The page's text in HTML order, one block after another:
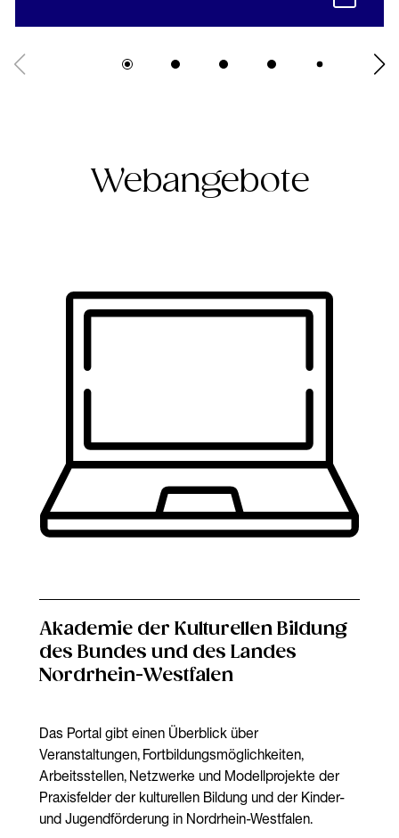
Webangebote
Akademie der Kulturellen Bildung
des Bundes und des Landes
Nordrhein-Westfalen
Das Portal gibt einen Überblick über
Veranstaltungen, Fortbildungsmöglichkeiten,
Arbeitsstellen, Netzwerke und Modellprojekte der
Praxisfelder der kulturellen Bildung und der Kinder-
und Jugendförderung in Nordrhein-Westfalen.